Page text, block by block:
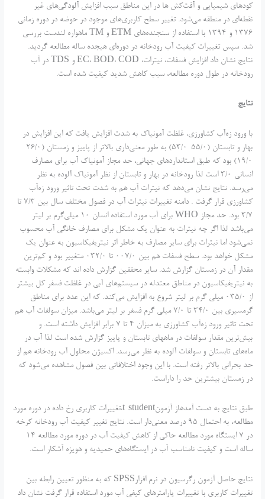
کود‌های شیمیایی و آفت‌کش ها در این مناطق سبب افزایش آلودگی‌های غیر
نقطه‌ای در منطقه می‌شود. تغییر سطح کاربری‌های موجود در حوضه در دوره زمانی
1376 و 1394 با استفاده از سنجنده‌های ETM و TM ماهواره لندست بررسی
شد. سپس تغییرات کیفیت آب رودخانه در دوره‌ای هیجده ساله مطالعه گردید.
نتایج نشان داد افزایش فسفات، نیترات، EC، BOD، COD و TDS در آب
رودخانه در طول دوره مطالعه، سبب کاهش شدید کیفیت شده است.
نتایج
با ورود زه‌آب کشاورزی، غلظت آمونیاک به شدت افزایش یافت که این افزایش در
19/0) بود که طبق استاندارد‌های جهانی، حد مجاز آمونیاک آب برای مصارف
انسانی 3/0 است لذا رودخانه در بهار و تابستان از نظر آمونیاک آلوده به نظر
می‌رسد. نتایج نشان می‌دهد که نیترات آب هم به شدت تحت تاثیر ورود زه‌آب
کشاورزی قرار گرفت . دامنه تغییرات نیترات آب در فصول مختلف سال بین 7/3 تا
3/7 بود. حد مجاز WHO برای آب مورد استفاده انسان 10 میلی‌گرم بر لیتر
می‌باشد لذا اگر چه نیترات به عنوان یک مشکل برای مصارف خانگی آب محسوب
نمی‌شود اما نیترات برای سایر مصارف به خاطر اثر نیتریفیکاسیون به عنوان یک
مشکل خواهد بود. سطح فسفات هم بین 007/0 تا 032/0 متغییر بود و کم‌ترین
مقدار آن در زمستان گزارش شد. سایر محققین گزارش داده اند که مشکلات وابسته
به نیتریفیکاسیون در مناطق معتدله در سیستم‌های آبی در غلظت فسفر کل بیشتر
از 035/0 میلی گرم بر لیتر شروع به افزایش می‌کند. که این عدد برای مناطق
گرمسیری بین 34/0 تا 7/0 میلی گرم فسفر بر لیتر می‌باشد. میزان سولفات آب هم
تحت تاثیر ورود زه‌آب کشاورزی به میزان 4 تا 7 برابر افزایش داشته است. و
بیش‌ترین مقدار سولفات در ماههای تابستان و پاییز گزارش شده است لذا آب در
ماه‌های تابستان و سولفات آلوده به نظر می‌رسد. اکسیژن محلول آب رودخانه هم از
حد بحرانی بالاتر رفته است. با این وجود اختلافاتی بین فصول مشاهده می‌شود که
در زمستان بیشترین حد را دارا‌ست.
طبق نتایج به دست‌ آمدهاز آزمونt-student،تغییرات کاربری رخ داده در دوره مورد
مطالعه، به احتمال 95 درصد معنی‌دار است. نتایج تغییر کیفیت آب رودخانه کرخه
در 7 ایستگاه مورد مطالعه حاکی از کاهش کیفیت آب در دوره مورد مطالعه 14
ساله است و کیفیت نامناسب آب در ایستگاه‌های حمیدیه و هویزه آشکار است.
نتایج حاصل آزمون رگرسیون در نرم افزارSPSS که به منظور تعیین رابطه بین
تغییرات کاربری با تغییرات پارامترهای کیفی آب مورد استفاده قرار گرفت نشان داد